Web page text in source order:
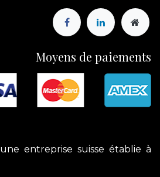
Moyens de paiements
entreprise suisse établie à